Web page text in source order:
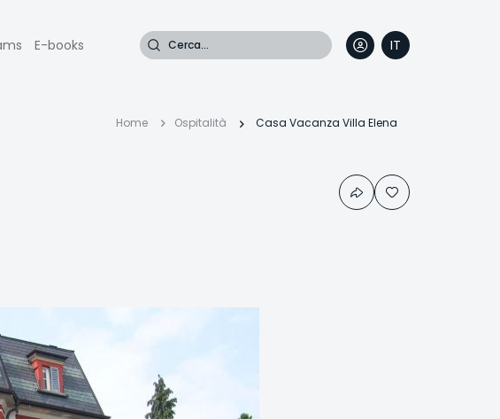
E-books Cerca
IT
EN
FR
DE
Briciole
Home Ospitalità Casa Vacanza Villa Elena